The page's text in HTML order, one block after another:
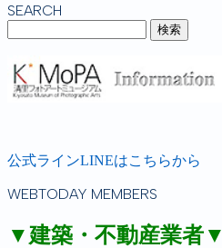
SEARCH
公式ラインLINEはこちらから
WEBTODAY MEMBERS
▼建築・不動産業者▼